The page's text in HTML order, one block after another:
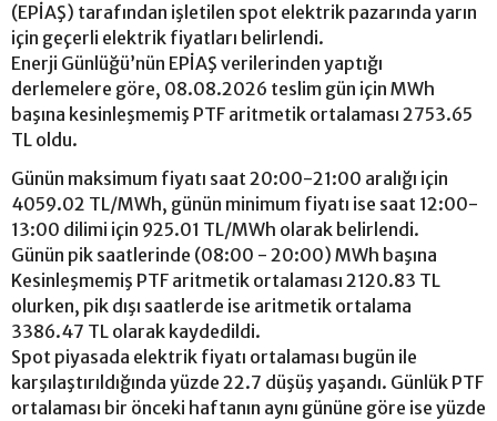
(EPİAŞ) tarafından işletilen spot elektrik pazarında yarın
için geçerli elektrik fiyatları belirlendi.
Enerji Günlüğü’nün EPİAŞ verilerinden yaptığı
derlemelere göre, 08.08.2026 teslim gün için MWh
başına kesinleşmemiş PTF aritmetik ortalaması 2753.65
TL oldu.
Günün maksimum fiyatı saat 20:00-21:00 aralığı için
4059.02 TL/MWh, günün minimum fiyatı ise saat 12:00-
13:00 dilimi için 925.01 TL/MWh olarak belirlendi.
Günün pik saatlerinde (08:00 - 20:00) MWh başına
Kesinleşmemiş PTF aritmetik ortalaması 2120.83 TL
olurken, pik dışı saatlerde ise aritmetik ortalama
3386.47 TL olarak kaydedildi.
Spot piyasada elektrik fiyatı ortalaması bugün ile
karşılaştırıldığında yüzde 22.7 düşüş yaşandı. Günlük PTF
ortalaması bir önceki haftanın aynı gününe göre ise yüzde